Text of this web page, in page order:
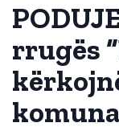
rrugës